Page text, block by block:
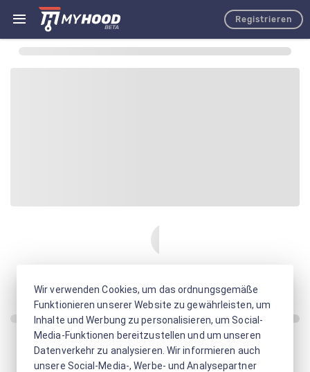
Registrieren
Wir verwenden Cookies, um das ordnungsgemäße
Funktionieren unserer Website zu gewährleisten, um
Inhalte und Werbung zu personalisieren, um Social-
Media-Funktionen bereitzustellen und um unseren
Datenverkehr zu analysieren. Wir informieren auch
unsere Social-Media-, Werbe- und Analysepartner